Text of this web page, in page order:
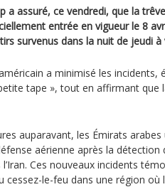
a assuré, ce vendredi, que la
entrée en vigueur le 8
survenus dans la nuit de jeudi à
a minimisé les incidents,
tape », tout en affirmant que
auparavant, les Émirats
aérienne après la détection
Ces nouveaux incidents
cessez-le-feu dans une région